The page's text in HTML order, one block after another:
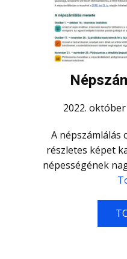
2022.
A népszámlálás
részletes képet
népességének